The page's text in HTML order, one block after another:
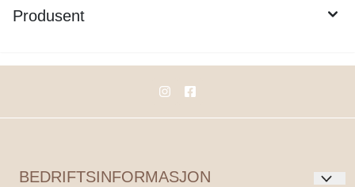
Produsent
BEDRIFTSINFORMASJON